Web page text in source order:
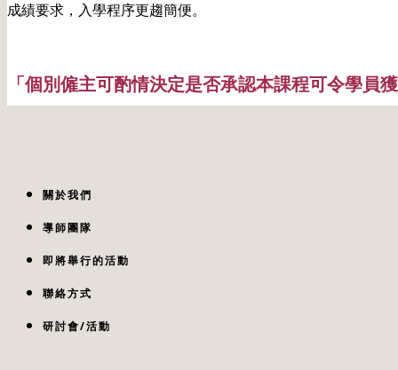
成績要求，入學程序更趨簡便。
「個別僱主可酌情決定是否承認本課程可令學員
關於我們
導師團隊
即將舉行的活動
聯絡方式
研討會/活動